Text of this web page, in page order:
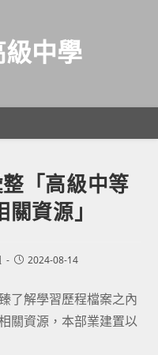
中學
整「高級中等
資源」
Post2024-08-14
了解學習歷程檔案之內
關資源，本部業建置以